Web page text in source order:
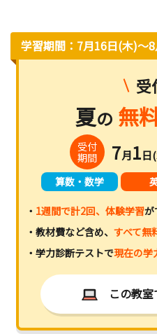
学習期間：7月16日(木)〜
受
夏の 無
受付
期間
7月1日
算数・数学
・ 1週間で計2回、体験学習が
・教材費など含め、 すべて無
・学力診断テストで現在の学
この教室